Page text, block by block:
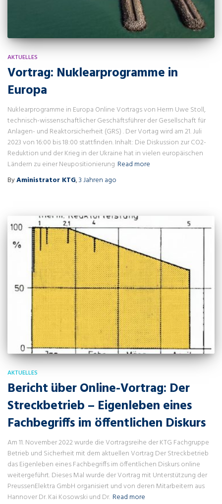
AKTUELLES
Vortrag: Nuklearprogramme in
Europa
Nuklearprogramme in Europa Online Vortrags von Herrn Uwe Stoll,
technisch-wissenschaftlicher Geschäftsführer der Gesellschaft für
Anlagen- und Reaktorsicherheit (GRS) . Der Vortag wird am 21. Juli
2023 von 16:00 bis 18:00 stattfinden. Inhalt: Die Diskussion zur CO2-
Reduktion und der Krieg in der Ukraine hat in vielen europäischen
Ländern zu einer Neupositionierung Read more
ByAministrator KTG,3 Jahren ago
AKTUELLES
Bericht über Online-Vortrag: Der
Streckbetrieb – Eigenleben eines
Fachbegriffs im öffentlichen Diskurs
Am 11. November 2022 wurde die Vortragsreihe der KTG Fachgruppe
Betrieb und Sicherheit mit dem aktuellen Vortrag Der Streckbetrieb
das Eigenleben eines Fachbegriffs im öffentlichen Diskurs online
weitergeführt. Dieses Mal wurde der Vortrag mit Unterstützung der
PreussenElektra GmbH organisiert und von deren Mitarbeitern aus
Hannover Dr. Kai Kosowski und Dr. Read more